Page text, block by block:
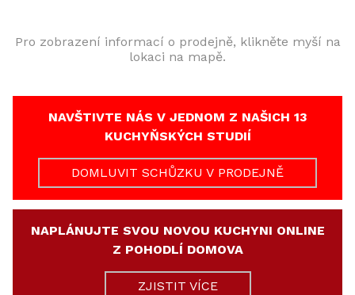
Pro zobrazení informací o prodejně, klikněte myší na
lokaci na mapě.
NAVŠTIVTE NÁS V JEDNOM Z NAŠICH 13
KUCHYŇSKÝCH STUDIÍ
DOMLUVIT SCHŮZKU V PRODEJNĚ
NAPLÁNUJTE SVOU NOVOU KUCHYNI ONLINE
Z POHODLÍ DOMOVA
ZJISTIT VÍCE